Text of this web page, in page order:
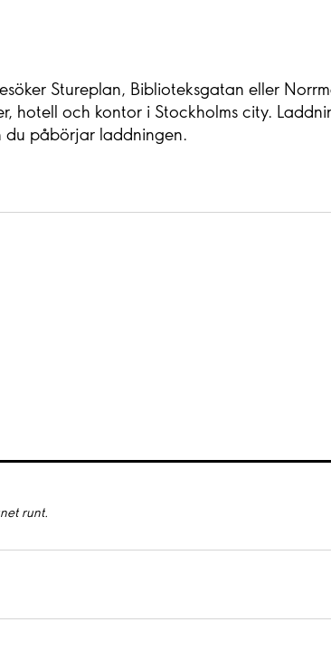
Stureplan, Biblioteksgatan eller
hotell och kontor i Stockholms city.
du påbörjar laddningen.
runt.